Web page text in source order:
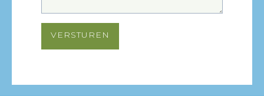
VERSTUREN